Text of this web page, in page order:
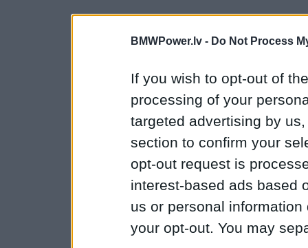
BMWPower.lv - Do Not Process
If you wish to opt-out of
processing of your
targeted advertising by
section to confirm your
opt-out request is
interest-based ads based
us or personal
your opt-out. You may